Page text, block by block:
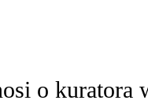
o kuratora